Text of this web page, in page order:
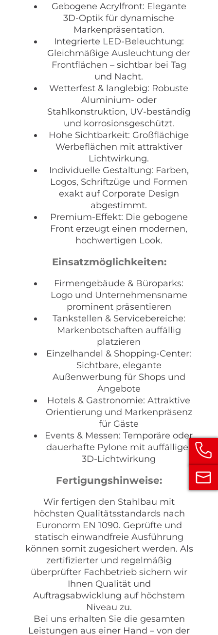
Gebogene Acrylfront: Elegante
3D-Optik für dynamische
Markenpräsentation.
Integrierte LED-Beleuchtung:
Gleichmäßige Ausleuchtung der
Frontflächen – sichtbar bei Tag
und Nacht.
Wetterfest & langlebig: Robuste
Aluminium- oder
Stahlkonstruktion, UV-beständig
und korrosionsgeschützt.
Hohe Sichtbarkeit: Großflächige
Werbeflächen mit attraktiver
Lichtwirkung.
Individuelle Gestaltung: Farben,
Logos, Schriftzüge und Formen
exakt auf Corporate Design
abgestimmt.
Premium-Effekt: Die gebogene
Front erzeugt einen modernen,
hochwertigen Look.
Einsatzmöglichkeiten:
Firmengebäude & Büroparks:
Logo und Unternehmensname
prominent präsentieren
Tankstellen & Servicebereiche:
Markenbotschaften auffällig
platzieren
Einzelhandel & Shopping-Center:
Sichtbare, elegante
Außenwerbung für Shops und
Angebote
Hotels & Gastronomie: Attraktive
Orientierung und Markenpräsenz
für Gäste
Events & Messen: Temporäre oder
dauerhafte Pylone mit auffälliger
3D-Lichtwirkung
Fertigungshinweise:
Wir fertigen den Stahlbau mit
höchsten Qualitätsstandards nach
Euronorm EN 1090. Geprüfte und
statisch einwandfreie Ausführung
können somit zugesichert werden. Als
zertifizierter und regelmäßig
überprüfter Fachbetrieb sichern wir
Ihnen Qualität und
Auftragsabwicklung auf höchstem
Niveau zu.
Bei uns erhalten Sie die gesamten
Leistungen aus einer Hand – von der